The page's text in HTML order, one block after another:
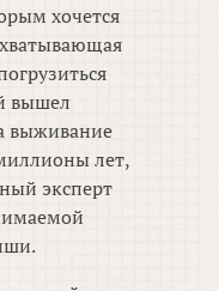
хочется
вышел
выживание
лет,
эксперт